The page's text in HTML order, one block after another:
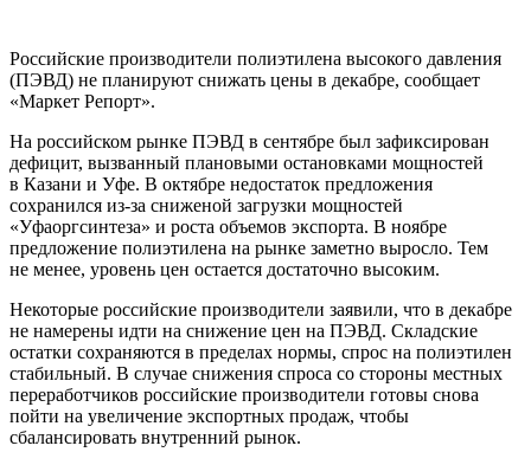
Российские производители полиэтилена высокого давления
(ПЭВД) не планируют снижать цены в декабре, сообщает
«Маркет Репорт».
На российском рынке ПЭВД в сентябре был зафиксирован
дефицит, вызванный плановыми остановками мощностей
в Казани и Уфе. В октябре недостаток предложения
сохранился из-за сниженой загрузки мощностей
«Уфаоргсинтеза» и роста объемов экспорта. В ноябре
предложение полиэтилена на рынке заметно выросло. Тем
не менее, уровень цен остается достаточно высоким.
Некоторые российские производители заявили, что в декабре
не намерены идти на снижение цен на ПЭВД. Складские
остатки сохраняются в пределах нормы, спрос на полиэтилен
стабильный. В случае снижения спроса со стороны местных
переработчиков российские производители готовы снова
пойти на увеличение экспортных продаж, чтобы
сбалансировать внутренний рынок.